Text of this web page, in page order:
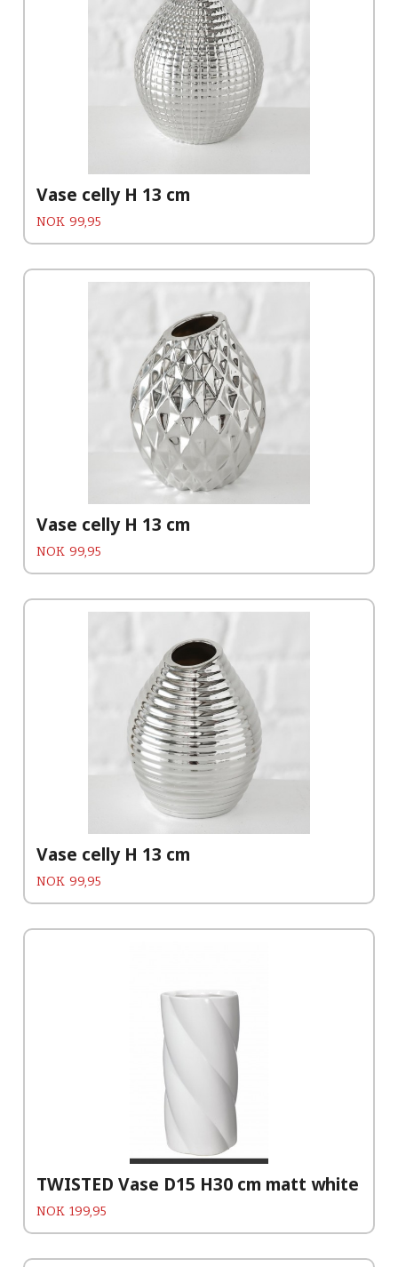
Vase celly H 13 cm
Pris
NOK 99,95
Vase celly H 13 cm
Pris
NOK 99,95
Vase celly H 13 cm
Pris
NOK 99,95
TWISTED Vase D15 H30 cm matt white
Pris
NOK 199,95